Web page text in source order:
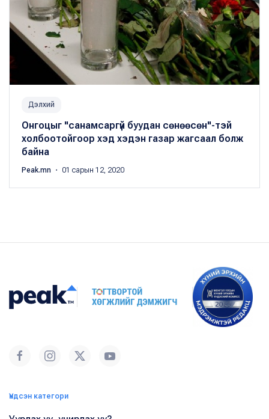
Дэлхий
Онгоцыг "санамсаргүй буудан сөнөөсөн"-тэй
холбоотойгоор хэд хэдэн газар жагсаал болж
байна
Peak.mn ・ 01 сарын 12, 2020
Үндсэн категори